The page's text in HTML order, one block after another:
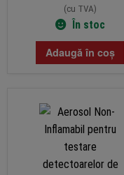
(cu TVA)
În stoc
Adaugă în coș